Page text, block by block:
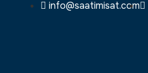
info@saatimisat.com